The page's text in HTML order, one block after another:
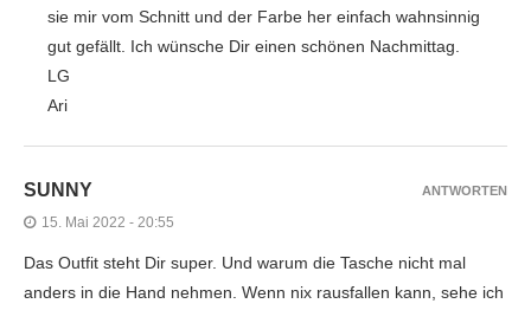
sie mir vom Schnitt und der Farbe her einfach wahnsinnig
gut gefällt. Ich wünsche Dir einen schönen Nachmittag.
LG
Ari
SUNNY
15. Mai 2022 - 20:55
Das Outfit steht Dir super. Und warum die Tasche nicht mal
anders in die Hand nehmen. Wenn nix rausfallen kann, sehe ich
ANTWORTEN